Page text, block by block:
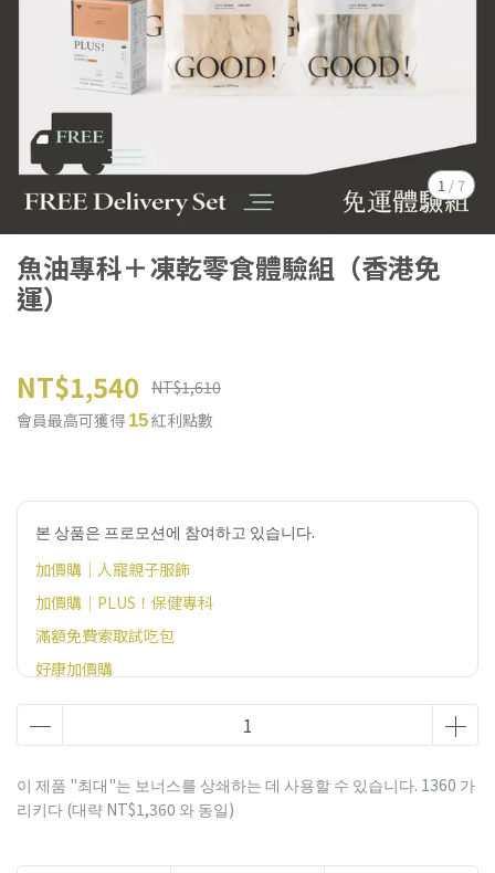
1 /7
魚油專科＋凍乾零食體驗組（香港免
運）
NT$1,540 NT$1,610
會員最高可獲得 15紅利點數
본 상품은 프로모션에 참여하고 있습니다.
加價購｜人寵親子服飾
加價購｜PLUS！保健專科
滿額免費索取試吃包
好康加價購
官網滿額贈好禮（恕無法指定，不需贈品請備註）
이 제품 "최대"는 보너스를 상쇄하는 데 사용할 수 있습니다. 1360 가
리키다 (대략 NT$1,360 와 동일)